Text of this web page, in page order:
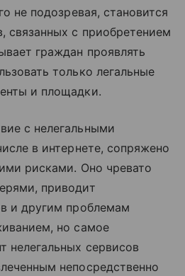
не подозревая, становится
связанных с приобретением
граждан проявлять
только легальные
и площадки.
с нелегальными
в интернете, сопряжено
рисками. Оно чревато
приводит
и другим проблемам
но самое
нелегальных сервисов
непосредственно